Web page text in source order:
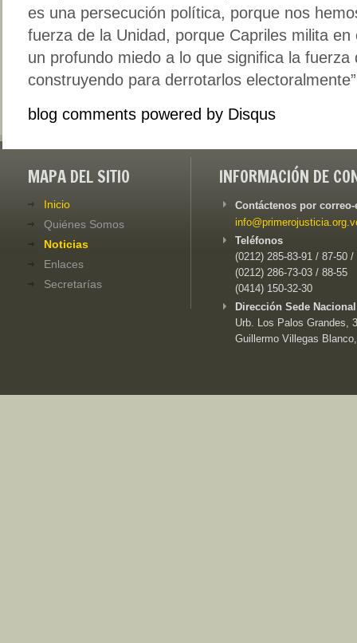
es una persecución política, porque nos
fuerza de la Unidad, porque Capriles milita
un profundo miedo a lo que significa la
construyendo para derrotarlos
blog comments powered by Disqus
MAPA DEL SITIO
Inicio
Quiénes Somos
Noticias
Enlaces
Secretarías
INFORMACIÓN DE
Contáctenos por
Teléfonos
(0212) 285-83-91 / 87-50 /
(0212) 286-73-03 / 88-55
(0414) 150-32-30
Dirección Sede
Urb. Los Palos Grandes,
Guillermo Villegas